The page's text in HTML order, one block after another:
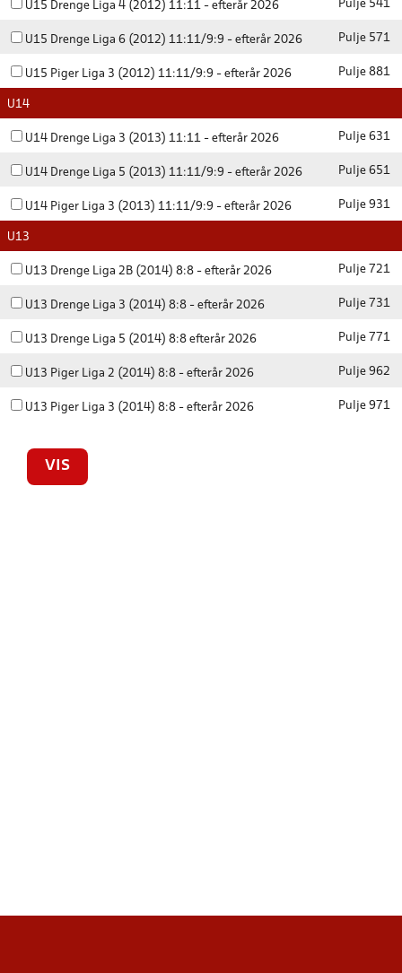
U15 Drenge Liga 4 (2012) 11:11 - efterår 2026 Pulje 541
U15 Drenge Liga 6 (2012) 11:11/9:9 - efterår 2026 Pulje 571
U15 Piger Liga 3 (2012) 11:11/9:9 - efterår 2026 Pulje 881
U14
U14 Drenge Liga 3 (2013) 11:11 - efterår 2026 Pulje 631
U14 Drenge Liga 5 (2013) 11:11/9:9 - efterår 2026 Pulje 651
U14 Piger Liga 3 (2013) 11:11/9:9 - efterår 2026 Pulje 931
U13
U13 Drenge Liga 2B (2014) 8:8 - efterår 2026 Pulje 721
U13 Drenge Liga 3 (2014) 8:8 - efterår 2026 Pulje 731
U13 Drenge Liga 5 (2014) 8:8 efterår 2026 Pulje 771
U13 Piger Liga 2 (2014) 8:8 - efterår 2026 Pulje 962
U13 Piger Liga 3 (2014) 8:8 - efterår 2026 Pulje 971
VIS